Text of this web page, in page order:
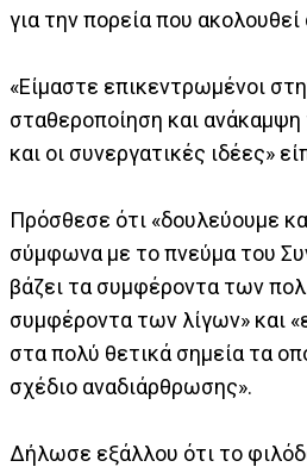
για την πορεία που
«Είμαστε επικεντρωμένοι
σταθεροποίηση και ανάκαμψη
και οι συνεργατικές ιδέες»
Πρόσθεσε ότι «δουλεύουμε
σύμφωνα με το πνεύμα του
βάζει τα συμφέροντα των
συμφέροντα των λίγων» και
στα πολύ θετικά σημεία τα
σχέδιο αναδιάρθρωσης».
Δήλωσε εξάλλου ότι το